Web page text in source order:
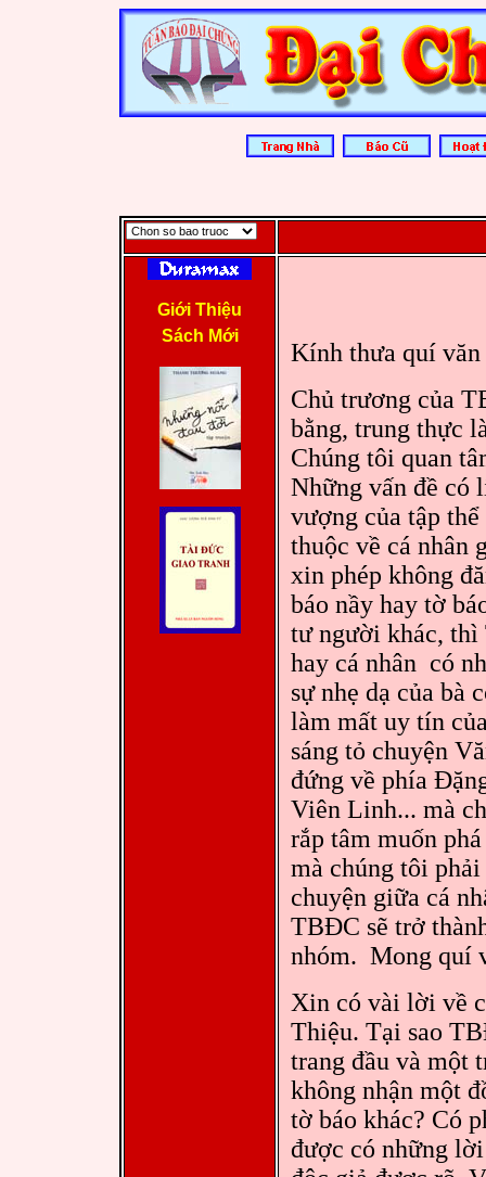
Giới Thiệu
Sách Mới
Kính thưa quí
Chủ trương của
bằng, trung thực
Chúng tôi quan
Những vấn đề có
vượng của tập
thuộc về cá nhân
xin phép không
báo nầy hay tờ
tư người khác, thì
hay cá nhân có
sự nhẹ dạ của bà
làm mất uy tín
sáng tỏ chuyện
đứng về phía
Viên Linh... mà
rắp tâm muốn
mà chúng tôi
chuyện giữa cá
TBĐC sẽ trở
nhóm. Mong quí
Xin có vài lời về
Thiệu. Tại sao
trang đầu và một
không nhận một
tờ báo khác? Có
được có những